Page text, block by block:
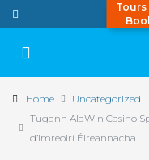
Tours
Home
Uncategorized
Tugann AlaWin Casino
d’Imreoirí Éireannacha